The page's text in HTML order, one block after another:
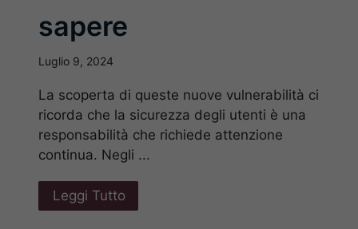
sapere
Luglio 9, 2024
La scoperta di queste nuove vulnerabilità ci
ricorda che la sicurezza degli utenti è una
responsabilità che richiede attenzione
continua. Negli ...
Leggi Tutto